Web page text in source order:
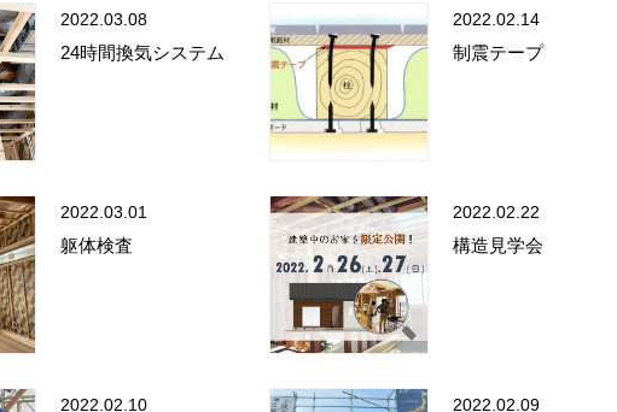
2022.03.08
24時間換気システム
2022.02.14
制震テープ
2022.03.01
躯体検査
2022.02.22
構造見学会
2022.02.10 2022.02.09